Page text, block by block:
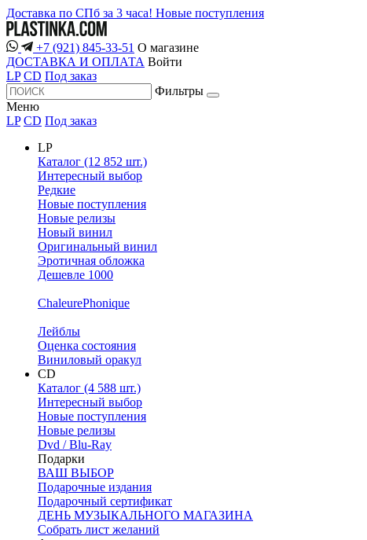
Доставка по СПб за 3 часа! Новые поступления
+7 (921) 845-33-51 О магазине
ДОСТАВКА И ОПЛАТА Войти
LP CD Под заказ
Фильтры
Меню
LP CD Под заказ
LP
Каталог (12 852 шт.)
Интересный выбор
Редкие
Новые поступления
Новые релизы
Новый винил
Оригинальный винил
Эротичная обложка
Дешевле 1000
ChaleurePhonique
Лейблы
Оценка состояния
Виниловый оракул
CD
Каталог (4 588 шт.)
Интересный выбор
Новые поступления
Новые релизы
Dvd / Blu-Ray
Подарки
ВАШ ВЫБОР
Подарочные издания
Подарочный сертификат
ДЕНЬ МУЗЫКАЛЬНОГО МАГАЗИНА
Собрать лист желаний